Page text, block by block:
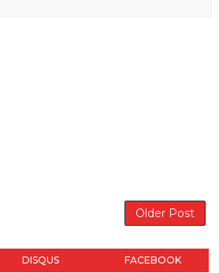
Older Post
DISQUS FACEBOOK